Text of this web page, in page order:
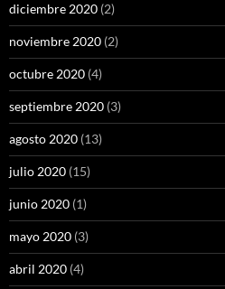
diciembre 2020 (2)
noviembre 2020 (2)
octubre 2020 (4)
septiembre 2020 (3)
agosto 2020 (13)
julio 2020 (15)
junio 2020 (1)
mayo 2020 (3)
abril 2020 (4)